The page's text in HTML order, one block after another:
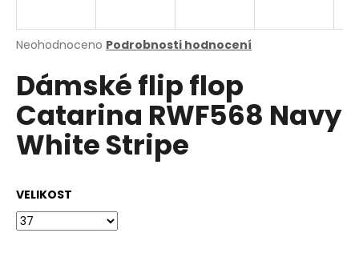
Průměrné
produktu
je
0,0
z
5
hvězdiček.
Neohodnoceno Podrobnosti hodnocení
Dámské flip flop
Catarina RWF568 Navy
White Stripe
VELIKOST
j
t
?